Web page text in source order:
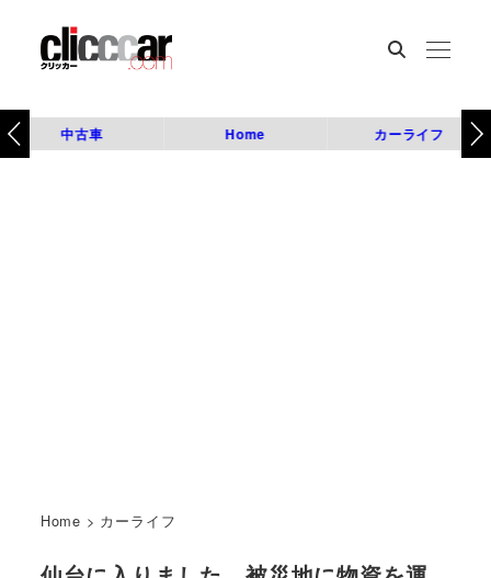
中古車 Home カーライフ
Home > カーライフ